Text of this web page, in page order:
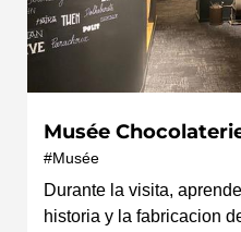
Musée
Musée
Durante la visita,
historia y la fabricacion